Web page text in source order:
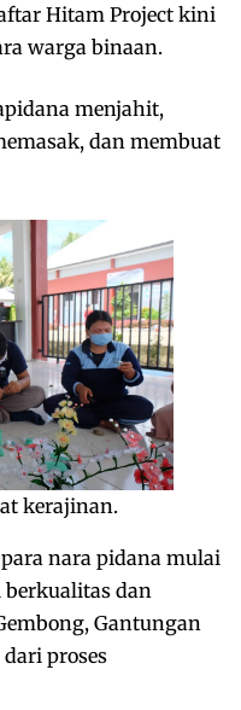
Hitam Project kini
warga binaan.
menjahit,
dan membuat
kerajinan.
nara pidana mulai
dan
Gantungan
proses